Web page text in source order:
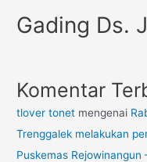
Gading Ds.
Komentar
tlover tonet mengenai
Trenggalek melakukan
Puskemas Rejowinangun